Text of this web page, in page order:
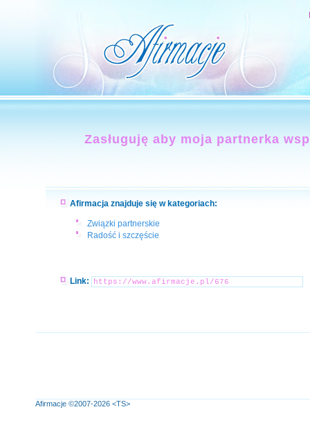
Zasługuję aby moja partnerka
Afirmacja znajduje się w kategoriach:
Związki partnerskie
Radość i szczęście
Link:
Afirmacje ©2007-2026 <TS>